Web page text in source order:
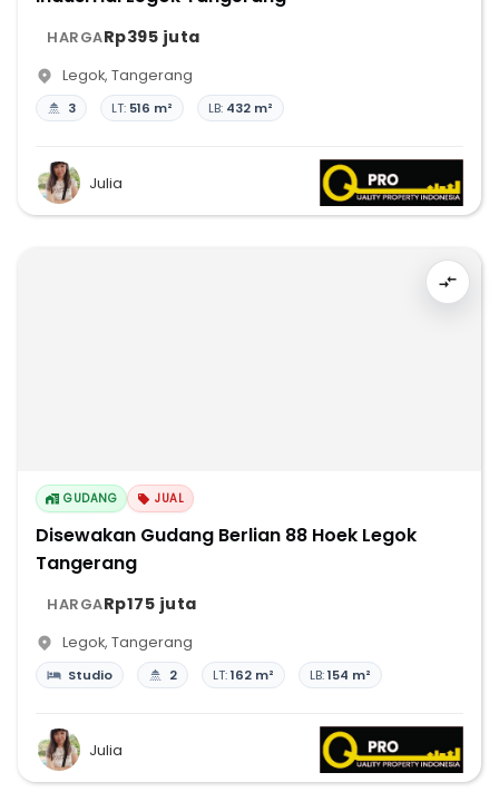
HARGARp395 juta
Legok, Tangerang
3 LT: 516 m² LB: 432 m²
Julia
GUDANG JUAL
Disewakan Gudang Berlian 88 Hoek Legok
Tangerang
HARGARp175 juta
Legok, Tangerang
Studio 2 LT:162 m² LB:154 m²
Julia